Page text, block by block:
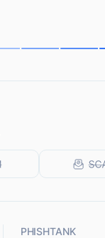
PHISHTANK